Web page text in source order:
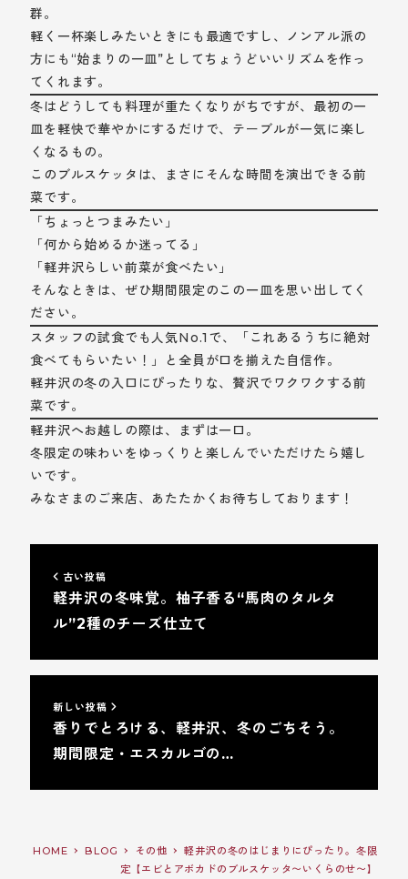
群。
軽く一杯楽しみたいときにも最適ですし、ノンアル派の
方にも“始まりの一皿”としてちょうどいいリズムを作っ
てくれます。
冬はどうしても料理が重たくなりがちですが、最初の一
皿を軽快で華やかにするだけで、テーブルが一気に楽し
くなるもの。
このブルスケッタは、まさにそんな時間を演出できる前
菜です。
「ちょっとつまみたい」
「何から始めるか迷ってる」
「軽井沢らしい前菜が食べたい」
そんなときは、ぜひ期間限定のこの一皿を思い出してく
ださい。
スタッフの試食でも人気No.1で、「これあるうちに絶対
食べてもらいたい！」と全員が口を揃えた自信作。
軽井沢の冬の入口にぴったりな、贅沢でワクワクする前
菜です。
軽井沢へお越しの際は、まずは一口。
冬限定の味わいをゆっくりと楽しんでいただけたら嬉し
いです。
みなさまのご来店、あたたかくお待ちしております！
古い投稿
軽井沢の冬味覚。柚子香る“馬肉のタルタ
ル”2種のチーズ仕立て
新しい投稿
香りでとろける、軽井沢、冬のごちそう。
期間限定・エスカルゴの…
HOME BLOG その他
軽井沢の冬のはじまりにぴったり。冬限
定【エビとアボカドのブルスケッタ〜いくらのせ〜】